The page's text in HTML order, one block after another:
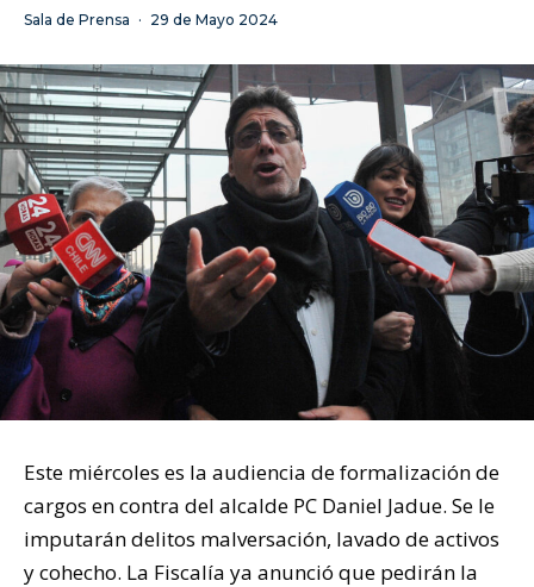
Sala de Prensa · 29 de Mayo 2024
Este miércoles es la audiencia de formalización de
cargos en contra del alcalde PC Daniel Jadue. Se le
imputarán delitos malversación, lavado de activos
y cohecho. La Fiscalía ya anunció que pedirán la